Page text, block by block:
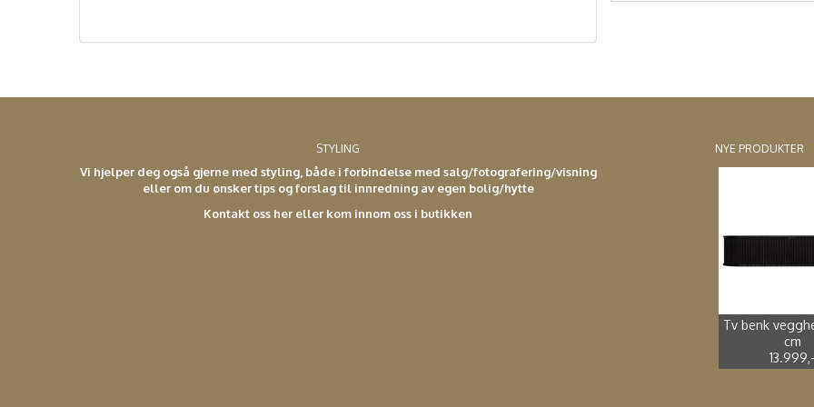
STYLING
Vi hjelper deg også gjerne med styling, både i forbindelse med salg/fotografering/visning
eller om du ønsker tips og forslag til innredning av egen bolig/hytte
Kontakt oss her eller kom innom oss i butikken
NYE PRODUKTER
Tv benk
cm
13.999,-